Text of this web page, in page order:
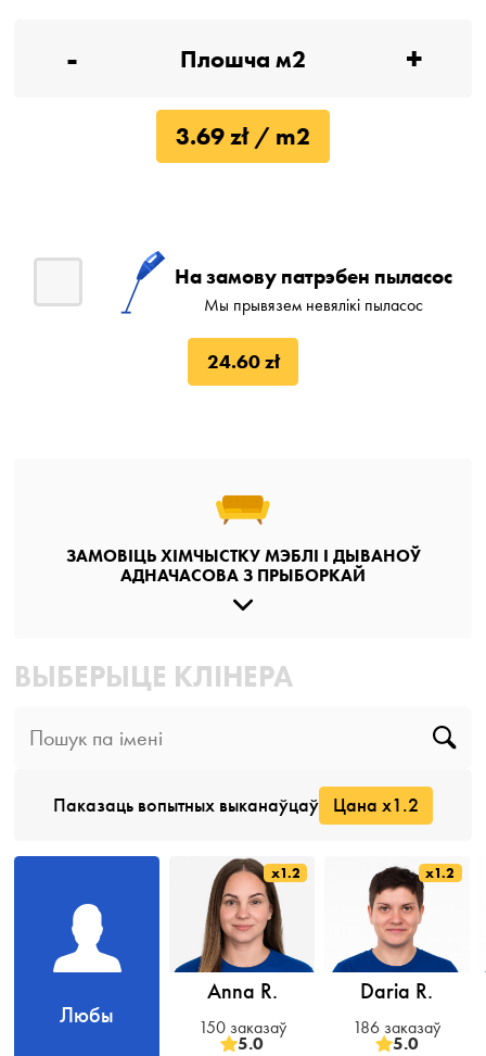
- +
3.69 zł / m2
На замову патрэбен пыласос
Мы прывязем невялікі пыласос
24.60 zł
ЗАМОВІЦЬ ХІМЧЫСТКУ МЭБЛІ І ДЫВАНОЎ
АДНАЧАСОВА З ПРЫБОРКАЙ
ВЫБЕРЫЦЕ КЛІНЕРА
Паказаць вопытных выканаўцаў Цана x1.2
Любы
x1.2
Anna R.
150 заказаў
5.0
x1.2
Daria R.
186 заказаў
5.0